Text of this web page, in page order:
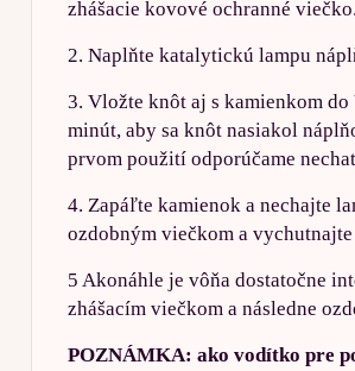
zhášacie kovové ochranné viečko.
2. Naplňte katalytickú lampu
3. Vložte knôt aj s kamienkom
minút, aby sa knôt nasiakol
prvom použití odporúčame
4. Zapáľte kamienok a nechajte
ozdobným viečkom a
5 Akonáhle je vôňa dostatočne
zhášacím viečkom a následne
POZNÁMKA: ako vodítko pre